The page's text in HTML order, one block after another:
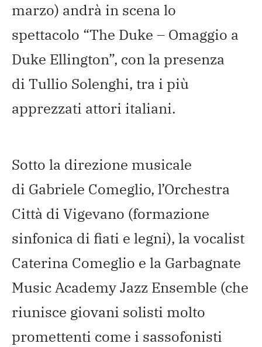
marzo) andrà in scena lo
spettacolo “The Duke – Omaggio a
Duke Ellington”, con la presenza
di Tullio Solenghi, tra i più
apprezzati attori italiani.
Sotto la direzione musicale
di Gabriele Comeglio, l’Orchestra
Città di Vigevano (formazione
sinfonica di fiati e legni), la vocalist
Caterina Comeglio e la Garbagnate
Music Academy Jazz Ensemble (che
riunisce giovani solisti molto
promettenti come i sassofonisti